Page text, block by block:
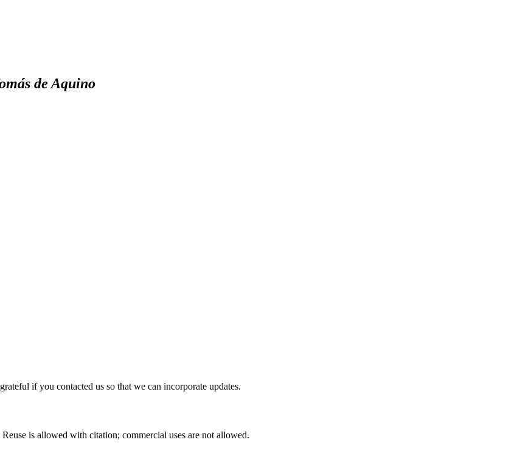
de Aquino
if you contacted us so that we can incorporate updates.
is allowed with citation; commercial uses are not allowed.